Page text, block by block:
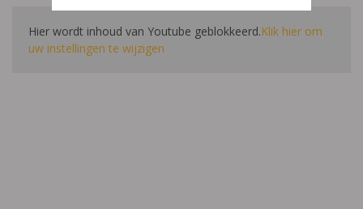
Hier wordt inhoud van Youtube geblokkeerd.Klik hier om
uw instellingen te wijzigen